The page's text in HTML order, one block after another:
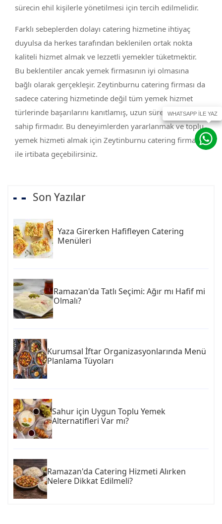
sürecin ehil kişilerle yönetilmesi için tercih edilmelidir.
Farklı sebeplerden dolayı catering hizmetine ihtiyaç
duyulsa da herkes tarafından beklenilen ortak nokta
kaliteli hizmet almak ve lezzetli yemekler tüketmektir.
Bu beklentiler ancak yemek firmasının iyi olmasına
bağlı olarak gerçekleşir. Zeytinburnu catering firması da
sadece catering hizmetinde değil tüm yemek hizmet
türlerinde başarılarını kanıtlamış, uzun süreli deneyime
sahip firmadır. Bu deneyimlerden yararlanmak ve toplu
yemek hizmeti almak için Zeytinburnu catering firması
ile irtibata geçebilirsiniz.
Son Yazılar
Yaza Girerken Hafifleyen Catering
Menüleri
Ramazan'da Tatlı Seçimi: Ağır mı Hafif mi
Olmalı?
Kurumsal İftar Organizasyonlarında Menü
Planlama Tüyoları
Sahur için Uygun Toplu Yemek
Alternatifleri Var mı?
Ramazan'da Catering Hizmeti Alırken
Nelere Dikkat Edilmeli?